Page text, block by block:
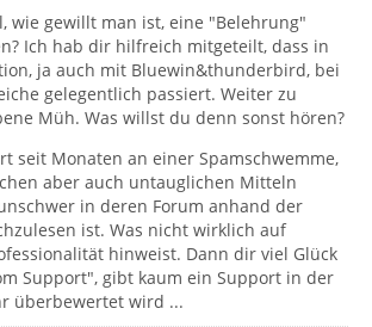
wie gewillt man ist, eine "Belehrung"
Ich hab dir hilfreich mitgeteilt, dass in
ja auch mit Bluewin&thunderbird, bei
gelegentlich passiert. Weiter zu
Müh. Was willst du denn sonst hören?
seit Monaten an einer Spamschwemme,
aber auch untauglichen Mitteln
in deren Forum anhand der
ist. Was nicht wirklich auf
hinweist. Dann dir viel Glück
Support", gibt kaum ein Support in der
überbewertet wird ...